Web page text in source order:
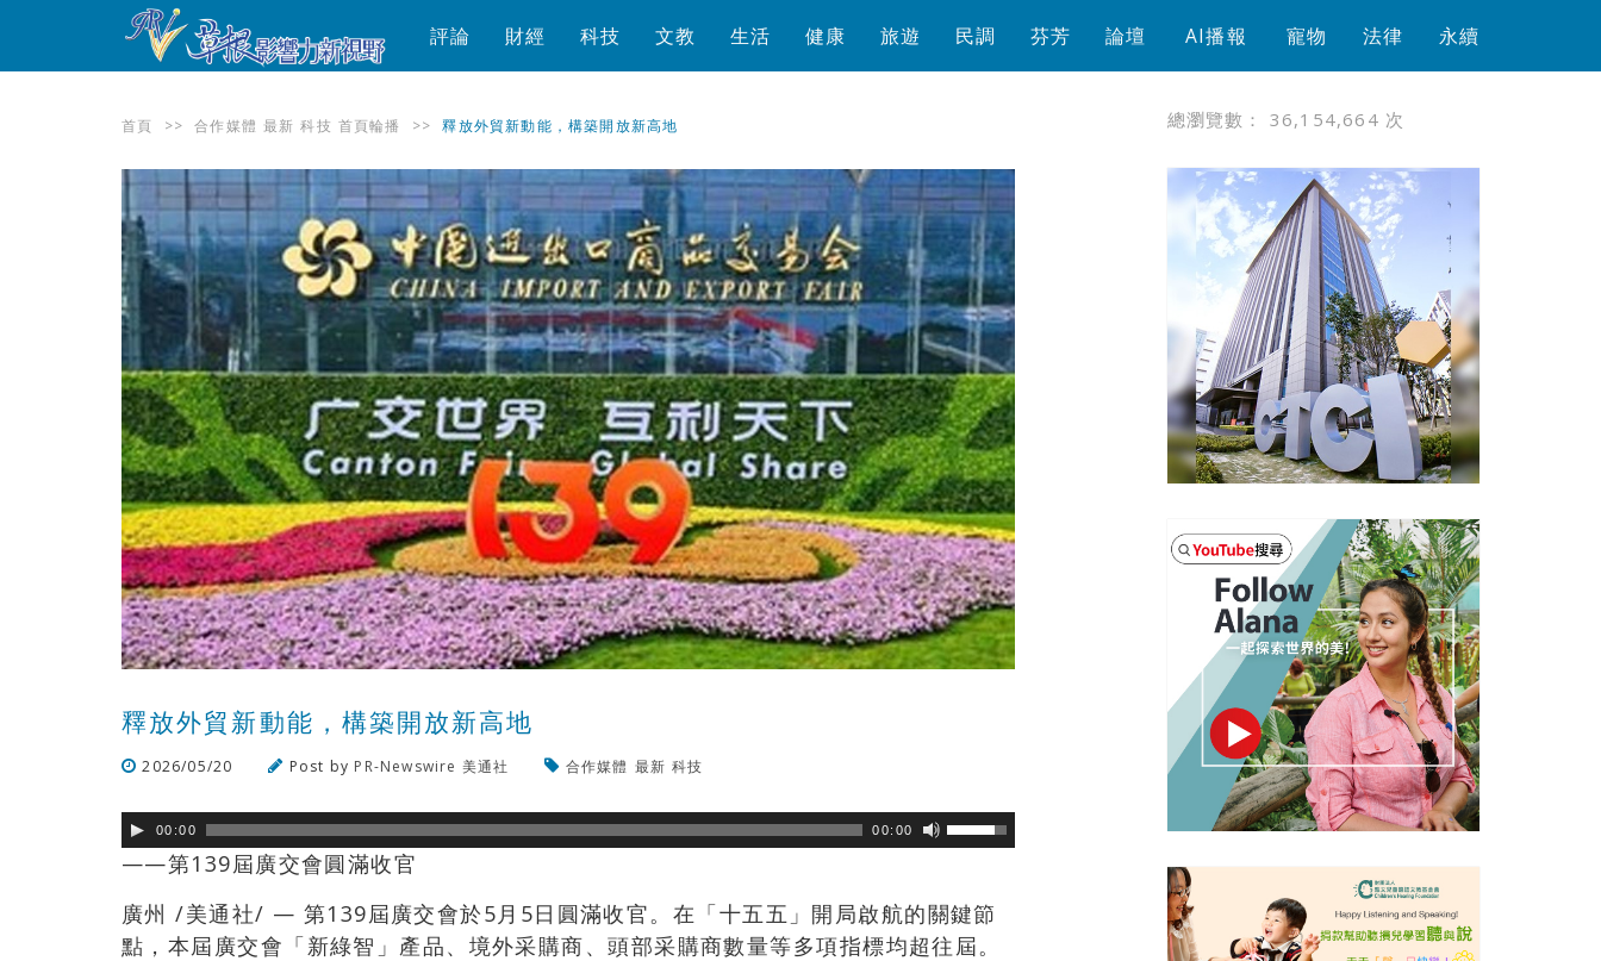
評論 財經 科技 文教 生活 健康 旅遊 民調 芬芳 論壇 AI播報 寵物 法律 永續
首頁 >> 合作媒體 最新 科技 首頁輪播 >> 釋放外貿新動能，構築開放新高地
釋放外貿新動能，構築開放新高地
2026/05/20 Post by PR-Newswire 美通社 合作媒體 最新 科技
00:00 00:00
——第139屆廣交會圓滿收官
廣州 /美通社/ — 第139屆廣交會於5月5日圓滿收官。在「十五五」開局啟航的關鍵節
點，本屆廣交會「新綠智」產品、境外采購商、頭部采購商數量等多項指標均超往屆。
總瀏覽數： 36,154,664 次